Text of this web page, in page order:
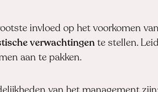
invloed op het voorkomen
verwachtingen te stellen.
aan te pakken.